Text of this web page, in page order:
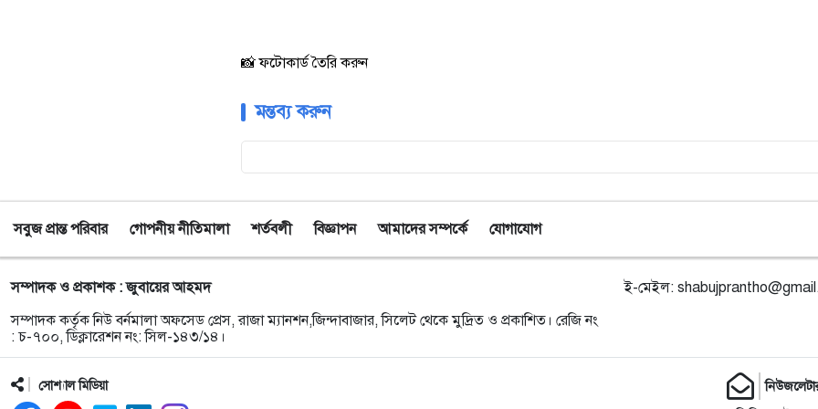
📸 ফটোকার্ড তৈরি করুন
মন্তব্য করুন
সবুজ প্রান্ত পরিবার গোপনীয় নীতিমালা শর্তবলী বিজ্ঞাপন আমাদের সম্পর্কে যোগাযোগ
সম্পাদক ও প্রকাশক : জুবায়ের আহমদ
সম্পাদক কর্তৃক নিউ বর্নমালা অফসেড প্রেস, রাজা ম্যানশন,জিন্দাবাজার, সিলেট থেকে মুদ্রিত ও প্রকাশিত। রেজি নং
: চ-৭০০, ডিক্লারেশন নং: সিল-১৪৩/১৪।
ই-মেইল:
সোশ্যাল মিডিয়া